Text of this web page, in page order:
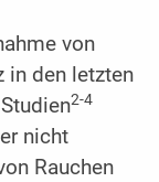
von
in den letzten
2-4
nicht
Rauchen